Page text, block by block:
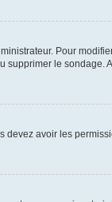
Pour
le
avoir les